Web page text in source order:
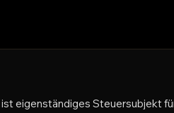
eigenständiges Steuersubjekt